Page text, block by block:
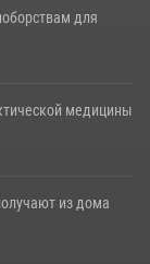
для
медицины
из дома